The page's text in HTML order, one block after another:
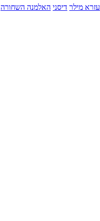
עזרא מילר דיסני האלמנה השחורה